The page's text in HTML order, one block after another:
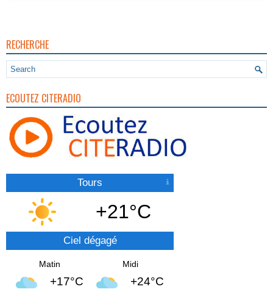
RECHERCHE
ECOUTEZ CITERADIO
Tours
+21°C
Ciel dégagé
Matin
+17°C
Midi
+24°C